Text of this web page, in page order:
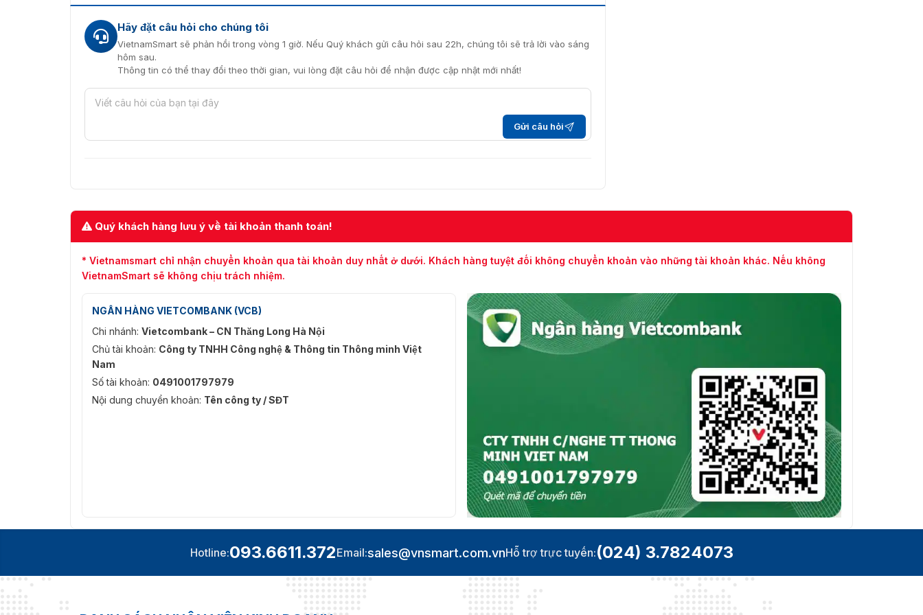
Máy kiểm soát truy cập độc lập Hikvision DS-K1T802E
Bạn có thể tìm hiểu thêm về modelDS-K1T802M, một phiên bản nâng cấp của DS-K1T802E.
Lắp đặt máy kiểm soát truy cập Hikvision DS-K1T802E ở đâu?
DS-K1T802E là một giải pháp linh hoạt, có thể được lắp đặt ở nhiều vị trí khác nhau để đảm bảo an ninh
Cổng rào kiểm soát phương tiện và người ra vào.
Hãy đặt câu hỏi cho chúng tôi
VietnamSmart sẽ phản hồi trong vòng 1 giờ. Nếu Quý khách gửi câu hỏi sau 22h, chúng tôi sẽ trả lời vào sáng
hôm sau.
Thông tin có thể thay đổi theo thời gian, vui lòng đặt câu hỏi để nhận được cập nhật mới nhất!
Gửi câu hỏi
Quý khách hàng lưu ý về tài khoản thanh toán!
* Vietnamsmart chỉ nhận chuyển khoản qua tài khoản duy nhất ở dưới. Khách hàng tuyệt đối không chuyển khoản vào những tài khoản khác. Nếu không
VietnamSmart sẽ không chịu trách nhiệm.
NGÂN HÀNG VIETCOMBANK (VCB)
Chi nhánh: Vietcombank – CN Thăng Long Hà Nội
Chủ tài khoản: Công ty TNHH Công nghệ & Thông tin Thông minh Việt
Nam
Số tài khoản: 0491001797979
Nội dung chuyển khoản: Tên công ty / SĐT
Hotline:093.6611.372Email:sales@vnsmart.com.vnHỗ trợ trực tuyến:(024) 3.7824073